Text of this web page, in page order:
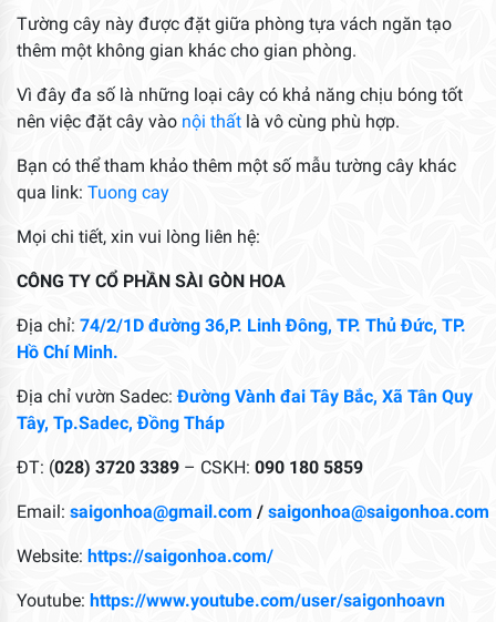
Tường cây này được đặt giữa phòng tựa vách ngăn tạo
thêm một không gian khác cho gian phòng.
Vì đây đa số là những loại cây có khả năng chịu bóng tốt
nên việc đặt cây vào nội thất là vô cùng phù hợp.
Bạn có thể tham khảo thêm một số mẫu tường cây khác
qua link: Tuong cay
Mọi chi tiết, xin vui lòng liên hệ:
CÔNG TY CỔ PHẦN SÀI GÒN HOA
Địa chỉ: 74/2/1D đường 36,P. Linh Đông, TP. Thủ Đức, TP.
Hồ Chí Minh.
Địa chỉ vườn Sadec:Đường Vành đai Tây Bắc, Xã Tân Quy
Tây, Tp.Sadec, Đồng Tháp
ĐT: (028) 3720 3389 – CSKH: 090 180 5859
Email: saigonhoa@gmail.com / saigonhoa@saigonhoa.com
Website: https://saigonhoa.com/
Youtube: https://www.youtube.com/user/saigonhoavn